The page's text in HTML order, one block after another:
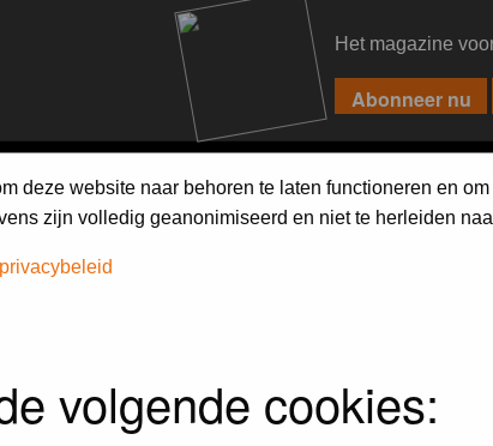
Het magazine
deze website naar behoren te laten functioneren en
zijn volledig geanonimiseerd en niet te herleiden
volgende cookies:
search on the forum first.